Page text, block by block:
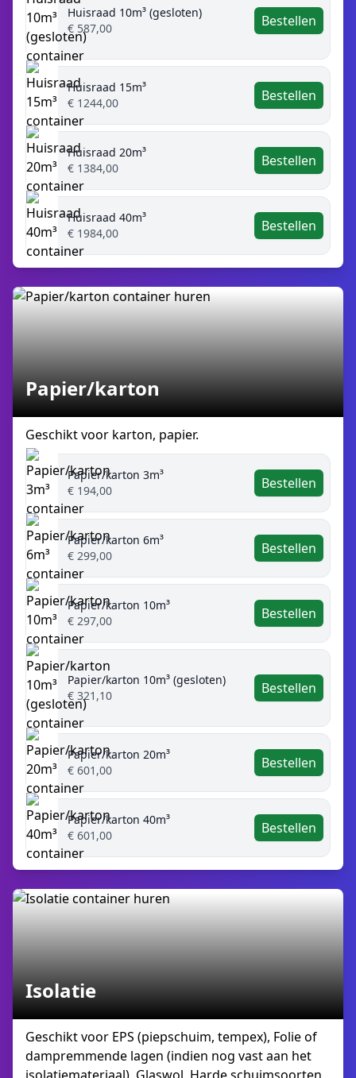
Huisraad 10m³ (gesloten)
€ 587,00
Bestellen
Huisraad 15m³
€ 1244,00
Bestellen
Huisraad 20m³
€ 1384,00
Bestellen
Huisraad 40m³
€ 1984,00
Bestellen
Papier/karton
Geschikt voor karton, papier.
Papier/karton 3m³
€ 194,00
Bestellen
Papier/karton 6m³
€ 299,00
Bestellen
Papier/karton 10m³
€ 297,00
Bestellen
Papier/karton 10m³ (gesloten)
€ 321,10
Bestellen
Papier/karton 20m³
€ 601,00
Bestellen
Papier/karton 40m³
€ 601,00
Bestellen
Isolatie
Geschikt voor EPS (piepschuim, tempex), Folie of
dampremmende lagen (indien nog vast aan het